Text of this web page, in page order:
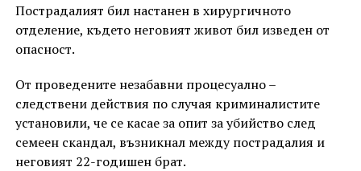
Пострадалият бил настанен в хирургичното
отделение, където неговият живот бил изведен от
опасност.
От проведените незабавни процесуално –
следствени действия по случая криминалистите
установили, че се касае за опит за убийство след
семеен скандал, възникнал между пострадалия и
неговият 22-годишен брат.